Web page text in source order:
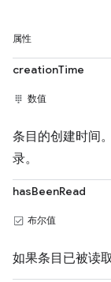
属性
creationTime
数值
条目的创建时间
录。
hasBeenRead
布尔值
如果条目已被读